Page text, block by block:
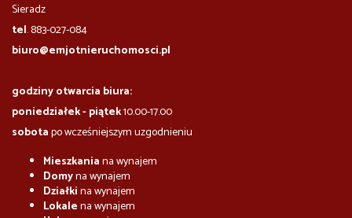
​​​​​Sieradz
tel. 883-027-084
biuro@emjotnieruchomosci.pl
godziny otwarcia biura:
poniedziałek - piątek10.00-17.00
sobotapo wcześniejszym uzgodnieniu
Mieszkaniana wynajem
Domyna wynajem
Działkina wynajem
Lokalena wynajem